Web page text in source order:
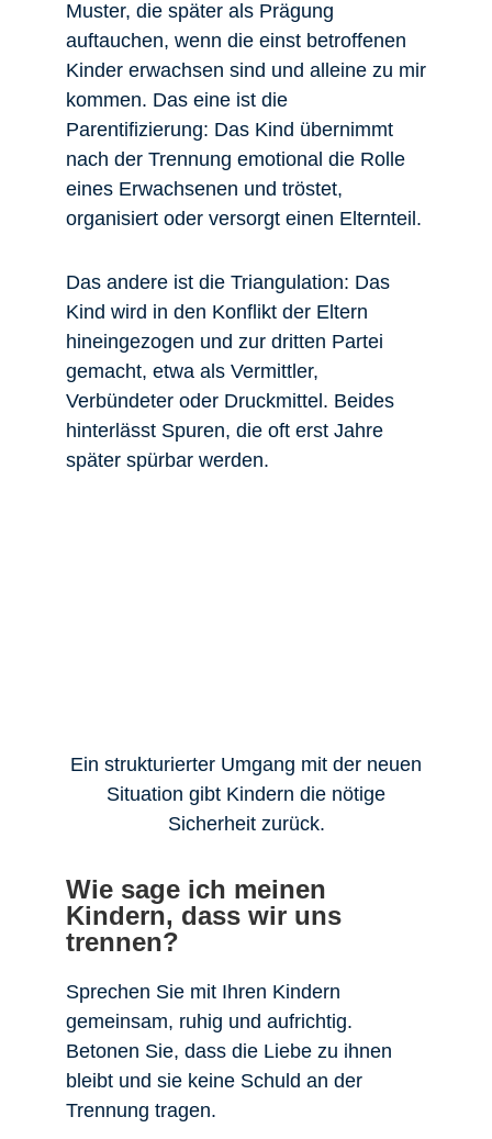
Muster, die später als Prägung
auftauchen, wenn die einst betroffenen
Kinder erwachsen sind und alleine zu mir
kommen. Das eine ist die
Parentifizierung: Das Kind übernimmt
nach der Trennung emotional die Rolle
eines Erwachsenen und tröstet,
organisiert oder versorgt einen Elternteil.
Das andere ist die Triangulation: Das
Kind wird in den Konflikt der Eltern
hineingezogen und zur dritten Partei
gemacht, etwa als Vermittler,
Verbündeter oder Druckmittel. Beides
hinterlässt Spuren, die oft erst Jahre
später spürbar werden.
Ein strukturierter Umgang mit der neuen
Situation gibt Kindern die nötige
Sicherheit zurück.
Wie sage ich meinen
Kindern, dass wir uns
trennen?
Sprechen Sie mit Ihren Kindern
gemeinsam, ruhig und aufrichtig.
Betonen Sie, dass die Liebe zu ihnen
bleibt und sie keine Schuld an der
Trennung tragen.